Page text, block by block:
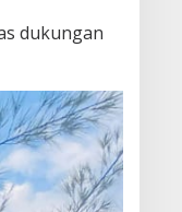
dukungan